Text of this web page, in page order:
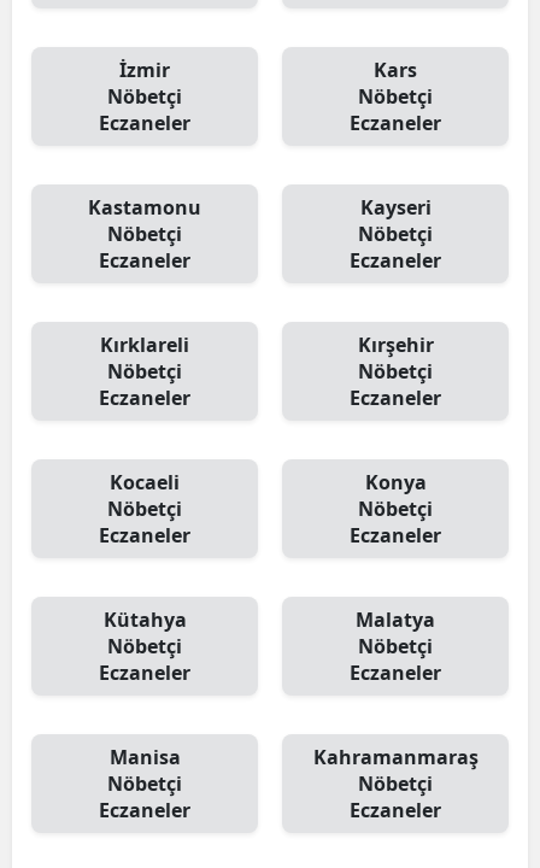
İzmir
Nöbetçi
Eczaneler
Kars
Nöbetçi
Eczaneler
Kastamonu
Nöbetçi
Eczaneler
Kayseri
Nöbetçi
Eczaneler
Kırklareli
Nöbetçi
Eczaneler
Kırşehir
Nöbetçi
Eczaneler
Kocaeli
Nöbetçi
Eczaneler
Konya
Nöbetçi
Eczaneler
Kütahya
Nöbetçi
Eczaneler
Malatya
Nöbetçi
Eczaneler
Manisa
Nöbetçi
Eczaneler
Kahramanmaraş
Nöbetçi
Eczaneler